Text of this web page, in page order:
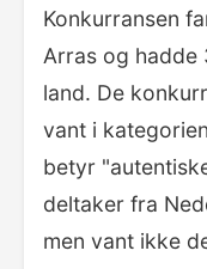
Konkurransen
Arras og hadde
land. De
vant i
betyr
deltaker fra
men vant ikke